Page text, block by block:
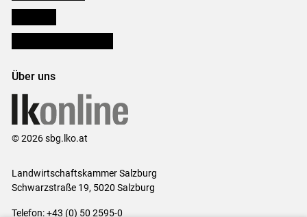
Über uns
© 2026 sbg.lko.at
Landwirtschaftskammer Salzburg
Schwarzstraße 19, 5020 Salzburg
Telefon: +43 (0) 50 2595-0